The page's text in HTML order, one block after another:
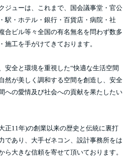
ジューは、これまで、国会議事堂・官公
駅・ホテル・銀行・百貨店・病院・社
合ビル等々全国の有名無名を問わず数多
施工を手がけてきております。
安全と環境を重視した“快適な生活空間
然が美しく調和する空間を創造し、安全
への愛情及び社会への貢献を果たしたい
正11年)の創業以来の歴史と伝統に裏打
であり、大手ゼネコン、設計事務所をは
ら大きな信頼を寄せて頂いております。